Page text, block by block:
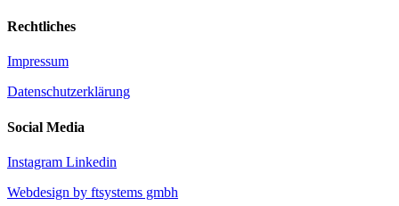
Rechtliches
Impressum
Datenschutzerklärung
Social Media
Instagram Linkedin
Webdesign by ftsystems gmbh